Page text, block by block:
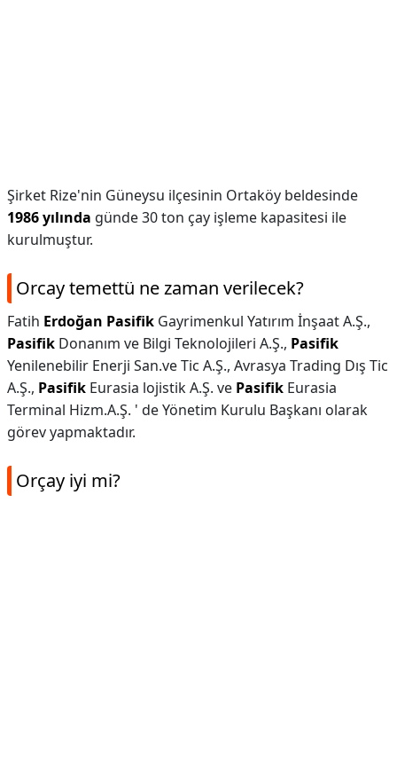
Şirket Rize'nin Güneysu ilçesinin Ortaköy beldesinde
1986 yılında günde 30 ton çay işleme kapasitesi ile
kurulmuştur.
Orcay temettü ne zaman verilecek?
Fatih Erdoğan Pasifik Gayrimenkul Yatırım İnşaat A.Ş.,
Pasifik Donanım ve Bilgi Teknolojileri A.Ş., Pasifik
Yenilenebilir Enerji San.ve Tic A.Ş., Avrasya Trading Dış Tic
A.Ş., Pasifik Eurasia lojistik A.Ş. ve Pasifik Eurasia
Terminal Hizm.A.Ş. ' de Yönetim Kurulu Başkanı olarak
görev yapmaktadır.
Orçay iyi mi?